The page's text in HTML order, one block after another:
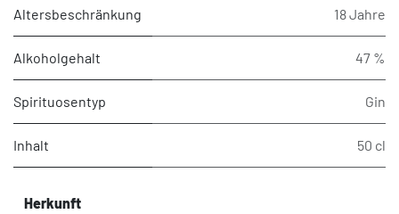
Altersbeschränkung 18 Jahre
Alkoholgehalt 47 %
Spirituosentyp Gin
Inhalt 50 cl
Herkunft